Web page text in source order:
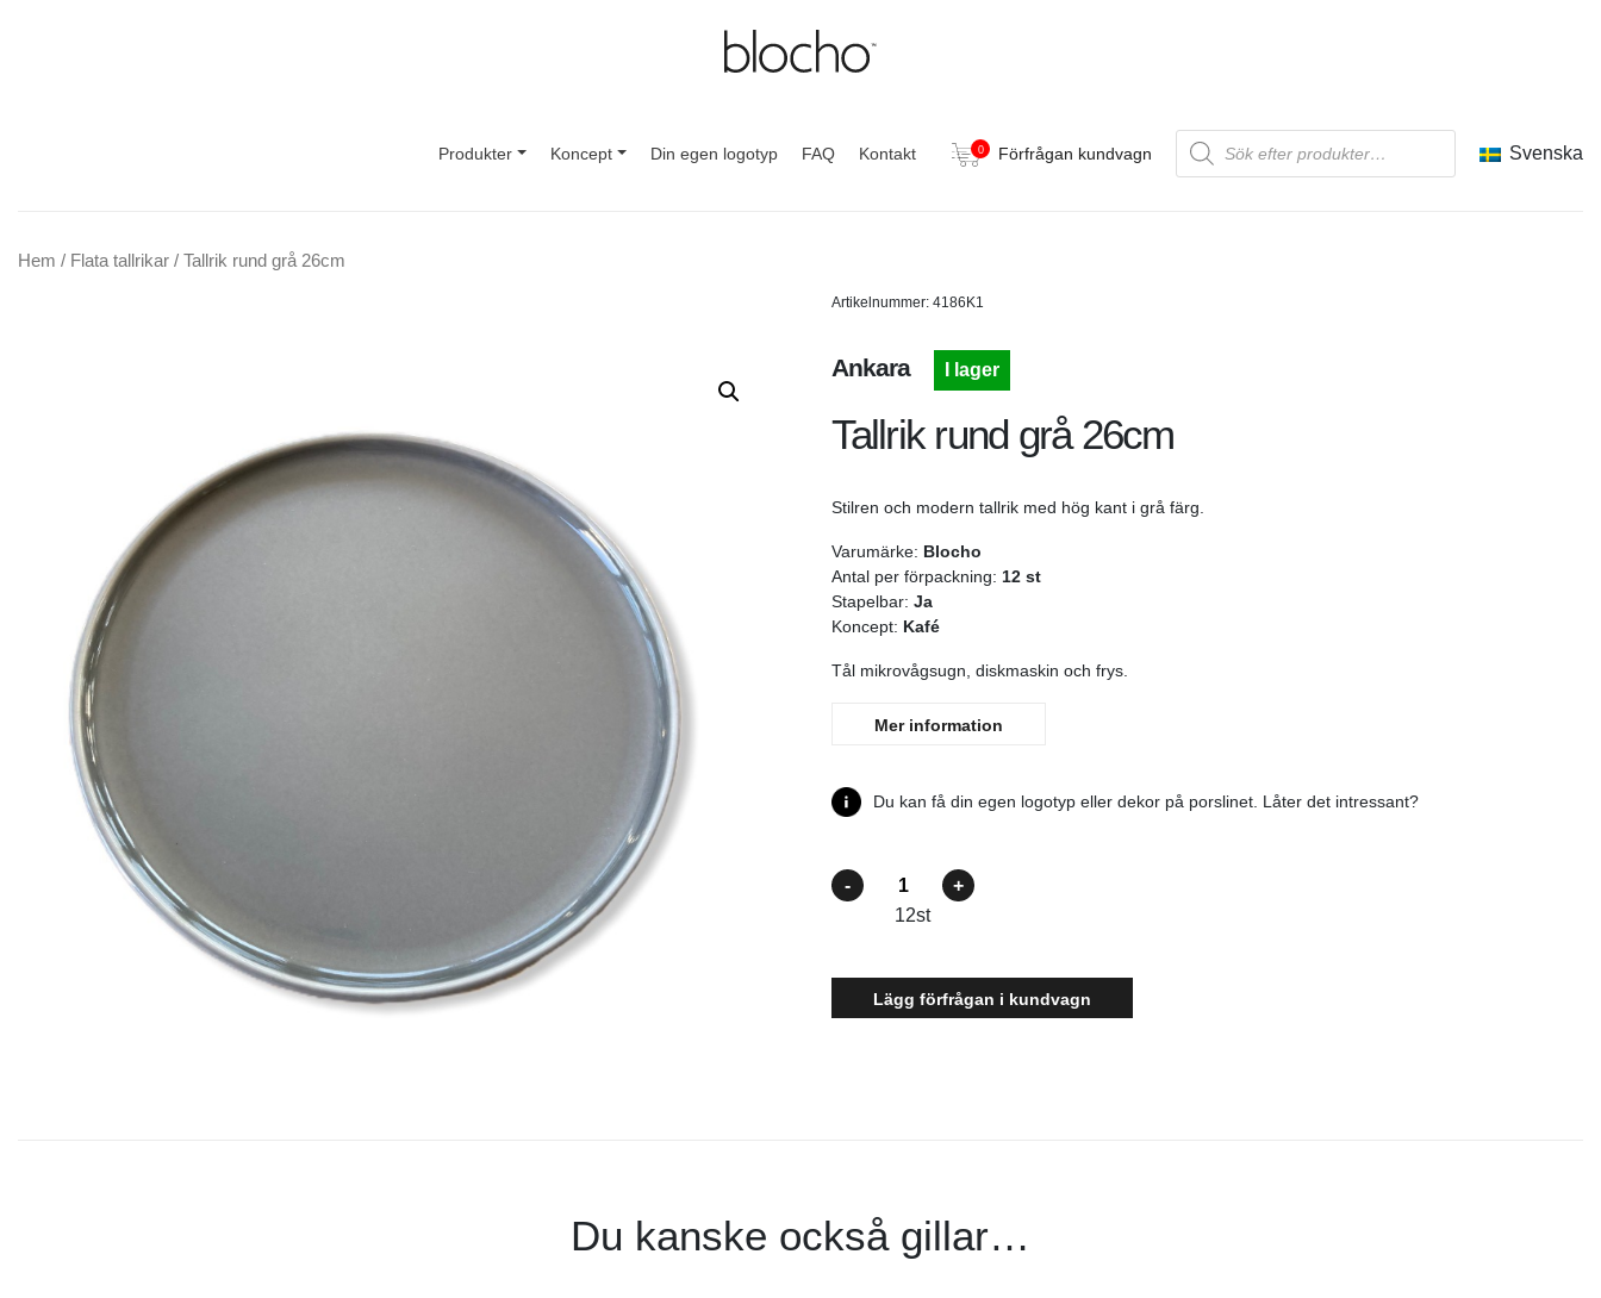
Produkter Koncept Din egen logotyp FAQ Kontakt 0 Förfrågan kundvagn
Produktsökning
Svenska
Hem / Flata tallrikar / Tallrik rund grå 26cm
Artikelnummer: 4186K1
Ankara I lager
Tallrik rund grå 26cm
Stilren och modern tallrik med hög kant i grå färg.
Varumärke: Blocho
Antal per förpackning: 12 st
Stapelbar:Ja
Koncept: Kafé
Tål mikrovågsugn, diskmaskin och frys.
Mer information
Du kan få din egen logotyp eller dekor på porslinet. Låter det intressant?
Antal
12st
Lägg förfrågan i kundvagn
Du kanske också gillar…